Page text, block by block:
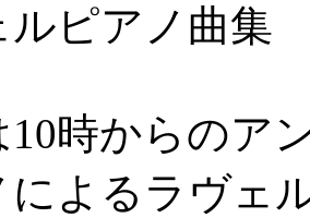
ルピアノ曲集
10時からのア
によるラヴェ